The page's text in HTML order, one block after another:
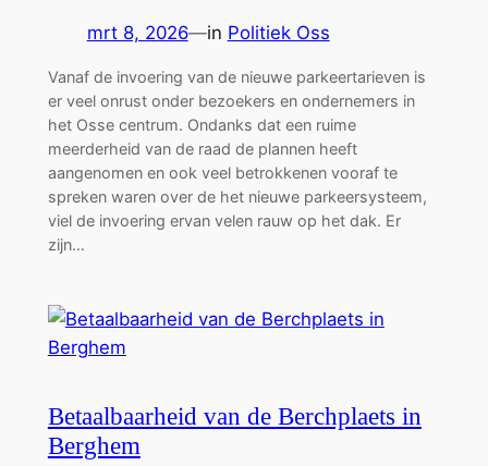
mrt 8, 2026—in Politiek Oss
Vanaf de invoering van de nieuwe parkeertarieven is
er veel onrust onder bezoekers en ondernemers in
het Osse centrum. Ondanks dat een ruime
meerderheid van de raad de plannen heeft
aangenomen en ook veel betrokkenen vooraf te
spreken waren over de het nieuwe parkeersysteem,
viel de invoering ervan velen rauw op het dak. Er
zijn…
Betaalbaarheid van de Berchplaets in
Berghem